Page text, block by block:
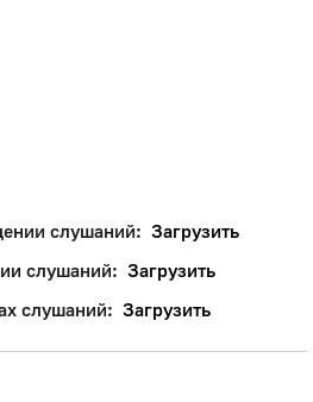
слушаний: Загрузить
слушаний: Загрузить
слушаний: Загрузить